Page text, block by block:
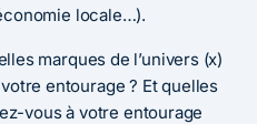
locale…).
marques de l’univers (x)
entourage ? Et quelles
vous à votre entourage